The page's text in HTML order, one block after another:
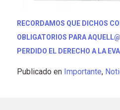
RECORDAMOS QUE DICHOS
OBLIGATORIOS PARA
PERDIDO EL DERECHO A LA
Publicado en Importante,